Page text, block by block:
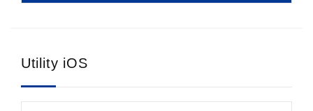
Utility iOS